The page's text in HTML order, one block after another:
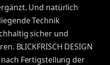
Und natürlich
Technik
sicher und
BLICKFRISCH DESIGN
Fertigstellung der